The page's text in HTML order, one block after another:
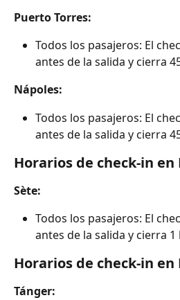
Puerto Torres:
Todos los pasajeros: El
antes de la salida y cierra
Nápoles:
Todos los pasajeros: El
antes de la salida y cierra
Horarios de check-in en
Sète:
Todos los pasajeros: El
antes de la salida y cierra
Horarios de check-in
Tánger: